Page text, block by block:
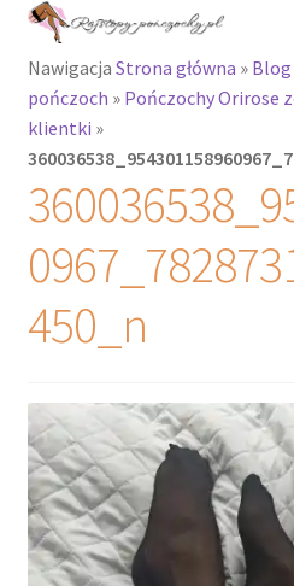
Przejdź
nawigacji
Przejdź
treści
Rajstopy
Rozwiń
menu
Rajstopy Orirose
Pończochy i
Podkolanówki i
skarpetki
Wszystkie
produkty
Recenzje
Rozwiń
menu
potomne
Nawigacja Strona główna » Blog
pończoch » Pończochy Orirose
klientki »
450_n